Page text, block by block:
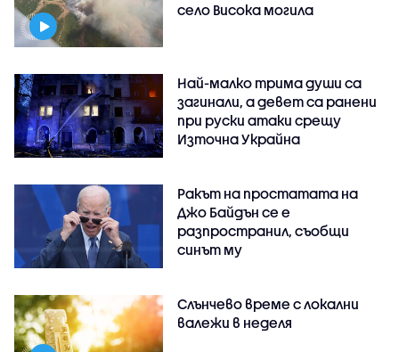
село Висока могила
Най-малко трима души са
загинали, а девет са ранени
при руски атаки срещу
Източна Украйна
Ракът на простатата на
Джо Байдън се е
разпространил, съобщи
синът му
Слънчево време с локални
валежи в неделя